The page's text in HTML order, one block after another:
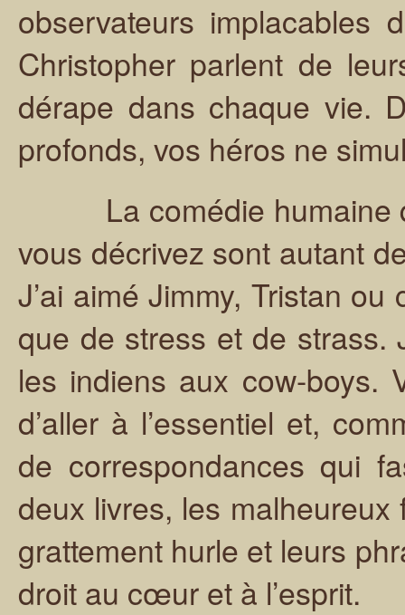
observateurs implacables
Christopher parlent de
dérape dans chaque vie.
profonds, vos héros ne
La comédie humaine
vous décrivez sont autant
J’ai aimé Jimmy, Tristan
que de stress et de strass.
les indiens aux cow-boys.
d’aller à l’essentiel et,
de correspondances qui
deux livres, les
grattement hurle et leurs
droit au cœur et à l’esprit.